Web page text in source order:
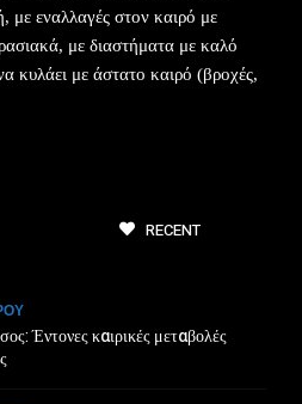
με εναλλαγές στον καιρό με
με διαστήματα με καλό
κυλάει με άστατο καιρό (βροχές,
RECENT
Έντονες καιρικές μεταβολές